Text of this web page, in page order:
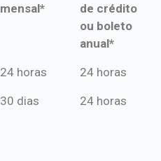
mensal*
de crédito
ou boleto
anual*
*Pagamento
mensal*
*Pagamento
de crédito
24 horas 24 horas
30 dias 24 horas